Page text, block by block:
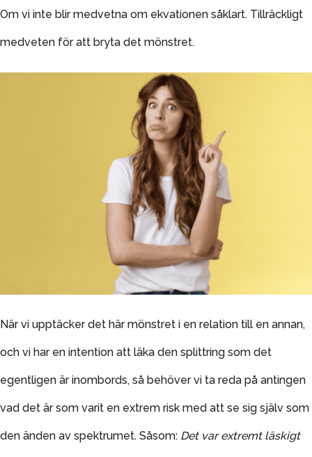
Om vi inte blir medvetna om ekvationen såklart. Tillräckligt
medveten för att bryta det mönstret.
När vi upptäcker det här mönstret i en relation till en annan,
och vi har en intention att läka den splittring som det
egentligen är inombords, så behöver vi ta reda på antingen
vad det är som varit en extrem risk med att se sig själv som
den änden av spektrumet. Såsom: Det var extremt läskigt